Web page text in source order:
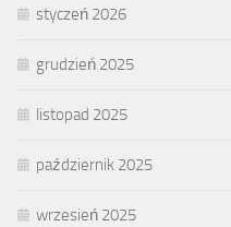
styczeń 2026
grudzień 2025
listopad 2025
październik 2025
wrzesień 2025